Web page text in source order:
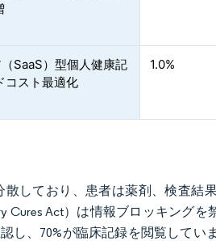
SaaS）型個人健康記
コスト最適化
1.0%
しており、患者は薬剤、検査結
Cures Act）は情報ブロッキング
し、70%が臨床記録を閲覧してい